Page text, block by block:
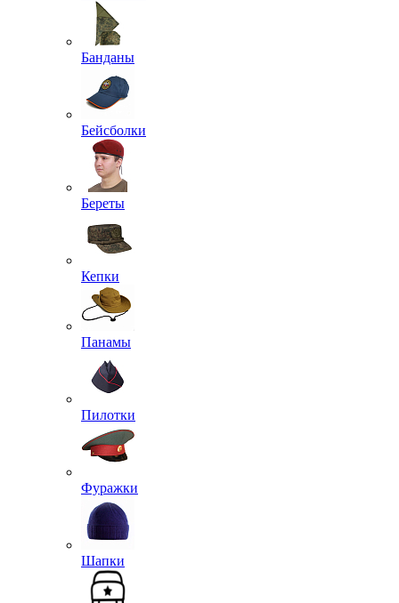
Банданы
Бейсболки
Береты
Кепки
Панамы
Пилотки
Фуражки
Шапки